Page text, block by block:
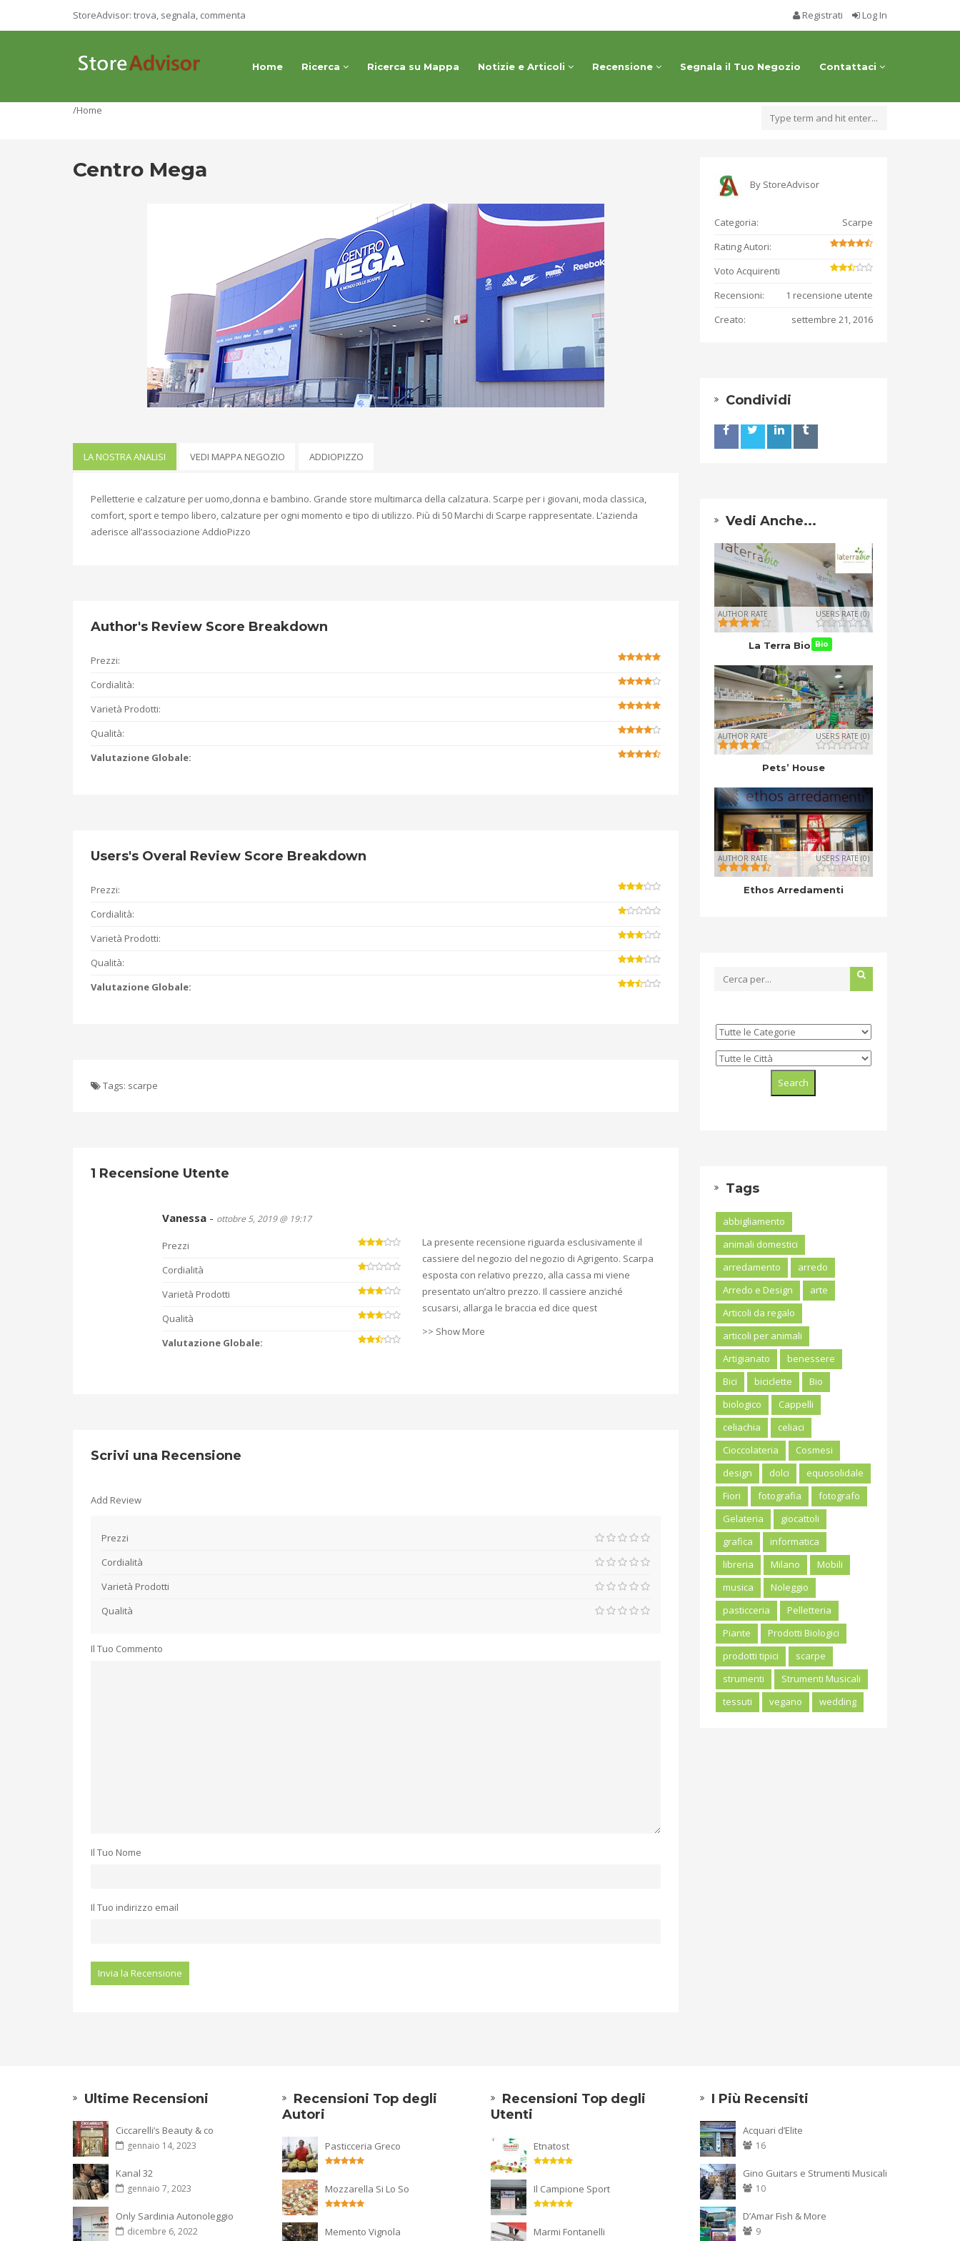
StoreAdvisor: trova, segnala, commenta Registrati Log In
Home Ricerca Ricerca su Mappa Notizie e Articoli Recensione Segnala il Tuo Negozio Contattaci
/Home
Centro Mega
LA NOSTRA ANALISI VEDI MAPPA NEGOZIO ADDIOPIZZO
Pelletterie e calzature per uomo,donna e bambino. Grande store multimarca della calzatura. Scarpe per i giovani, moda classica,
comfort, sport e tempo libero, calzature per ogni momento e tipo di utilizzo. Più di 50 Marchi di Scarpe rappresentate. L’azienda
aderisce all’associazione AddioPizzo
Author's Review Score Breakdown
Prezzi:
Cordialità:
Varietà Prodotti:
Qualità:
Valutazione Globale:
Users's Overal Review Score Breakdown
Prezzi:
Cordialità:
Varietà Prodotti:
Qualità:
Valutazione Globale:
Tags: scarpe
1 Recensione Utente
Vanessa - ottobre 5, 2019 @ 19:17
Prezzi
Cordialità
Varietà Prodotti
Qualità
Valutazione Globale:
La presente recensione riguarda esclusivamente il
cassiere del negozio del negozio di Agrigento. Scarpa
esposta con relativo prezzo, alla cassa mi viene
presentato un’altro prezzo. Il cassiere anziché
scusarsi, allarga le braccia ed dice quest
>> Show More
Scrivi una Recensione
Add Review
Prezzi
Cordialità
Varietà Prodotti
Qualità
Il Tuo Commento
Il Tuo Nome
Il Tuo indirizzo email
By StoreAdvisor
Categoria:
Scarpe
Rating Autori:
Voto Acquirenti
Recensioni:
1 recensione utente
Creato:
settembre 21, 2016
Condividi
Vedi Anche...
AUTHOR RATE USERS RATE (0)
La Terra Bio Bio
AUTHOR RATE USERS RATE (0)
Pets’ House
AUTHOR RATE USERS RATE (0)
Ethos Arredamenti
Tags
abbigliamento
animali domestici
arredamento
arredo
Arredo e Design
arte
Articoli da regalo
articoli per animali
Artigianato
benessere
Bici
biciclette
Bio
biologico
Cappelli
celiachia
celiaci
Cioccolateria
Cosmesi
design
dolci
equosolidale
Fiori
fotografia
fotografo
Gelateria
giocattoli
grafica
informatica
libreria
Milano
Mobili
musica
Noleggio
pasticceria
Pelletteria
Piante
Prodotti Biologici
prodotti tipici
scarpe
strumenti
Strumenti Musicali
tessuti
vegano wedding
Ultime Recensioni
Ciccarelli’s Beauty & co
gennaio 14, 2023
Kanal 32
gennaio 7, 2023
Only Sardinia Autonoleggio
dicembre 6, 2022
Recensioni Top degli
Autori
Pasticceria Greco
Mozzarella Si Lo So
Memento Vignola
Recensioni Top degli
Utenti
Etnatost
Il Campione Sport
Marmi Fontanelli
I Più Recensiti
Acquari d’Elite
16
Gino Guitars e Strumenti Musicali
10
D’Amar Fish & More
9